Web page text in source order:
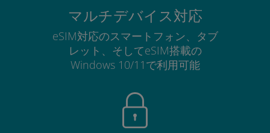
マルチデバイス対応
eSIM対応のスマートフォン、タブ
レット、そしてeSIM搭載の
Windows 10/11で利用可能